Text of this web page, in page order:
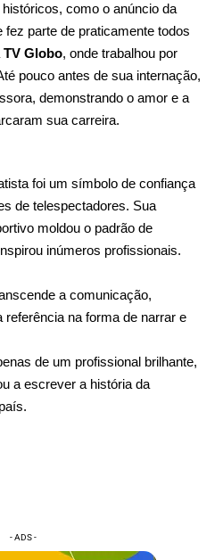
como o anúncio da
fez parte de praticamente todos
TV Globo, onde trabalhou por
pouco antes de sua internação,
demonstrando o amor e a
sua carreira.
foi um símbolo de confiança
de telespectadores. Sua
moldou o padrão de
inúmeros profissionais.
a comunicação,
na forma de narrar e
de um profissional brilhante,
a escrever a história da
- ADS -